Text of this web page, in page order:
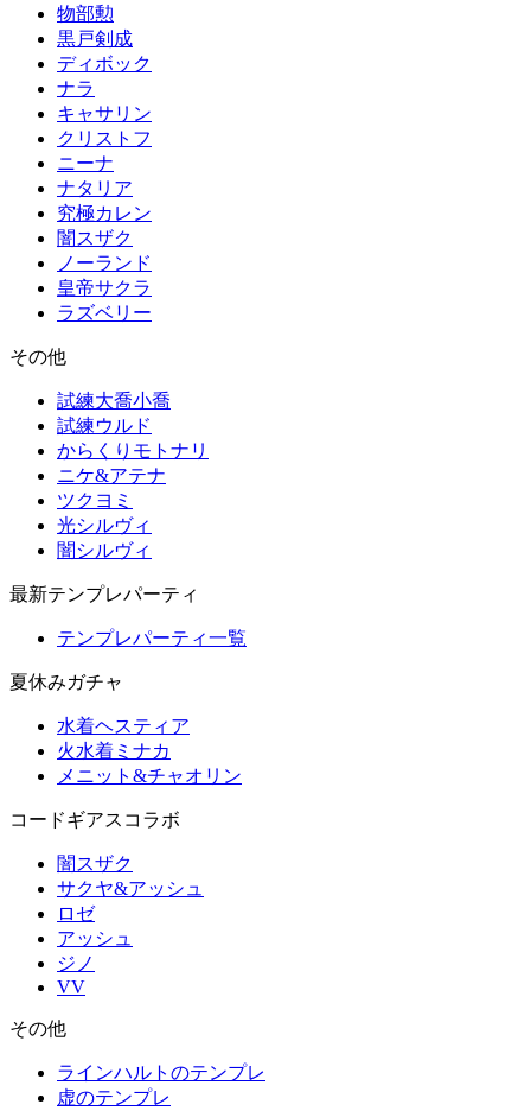
物部勲
黒戸剣成
ディボック
ナラ
キャサリン
クリストフ
ニーナ
ナタリア
究極カレン
闇スザク
ノーランド
皇帝サクラ
ラズベリー
その他
試練大喬小喬
試練ウルド
からくりモトナリ
ニケ&アテナ
ツクヨミ
光シルヴィ
闇シルヴィ
最新テンプレパーティ
テンプレパーティ一覧
夏休みガチャ
水着ヘスティア
火水着ミナカ
メニット&チャオリン
コードギアスコラボ
闇スザク
サクヤ&アッシュ
ロゼ
アッシュ
ジノ
VV
その他
ラインハルトのテンプレ
虚のテンプレ